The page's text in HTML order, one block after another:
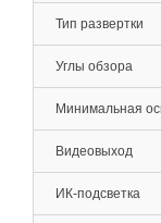
Тип развертки
Углы обзора
Минимальная
Видеовыход
ИК-подсветка